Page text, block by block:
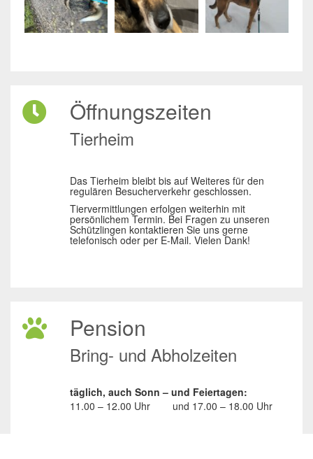
Öffnungszeiten
Tierheim
Das Tierheim bleibt bis auf Weiteres für den
regulären Besucherverkehr geschlossen.
Tiervermittlungen erfolgen weiterhin mit
persönlichem Termin. Bei Fragen zu unseren
Schützlingen kontaktieren Sie uns gerne
telefonisch oder per E-Mail. Vielen Dank!
Pension
Bring- und Abholzeiten
täglich, auch Sonn – und Feiertagen:
11.00 – 12.00 Uhr
und 17.00 – 18.00 Uhr